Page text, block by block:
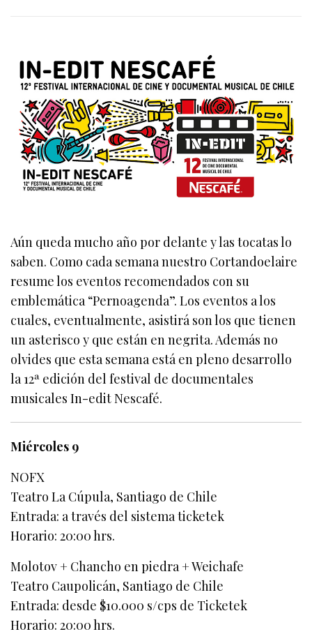
Aún queda mucho año por delante y las tocatas lo
saben. Como cada semana nuestro Cortandoelaire
resume los eventos recomendados con su
emblemática “Pernoagenda”. Los eventos a los
cuales, eventualmente, asistirá son los que tienen
un asterisco y que están en negrita. Además no
olvides que esta semana está en pleno desarrollo
la 12ª edición del festival de documentales
musicales In-edit Nescafé.
Miércoles 9
NOFX
Teatro La Cúpula, Santiago de Chile
Entrada: a través del sistema ticketek
Horario: 20:00 hrs.
Molotov + Chancho en piedra + Weichafe
Teatro Caupolicán, Santiago de Chile
Entrada: desde $10.000 s/cps de Ticketek
Horario: 20:00 hrs.